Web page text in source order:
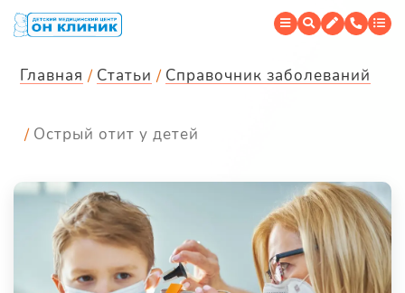
Главная Статьи Справочник заболеваний
Острый отит у детей